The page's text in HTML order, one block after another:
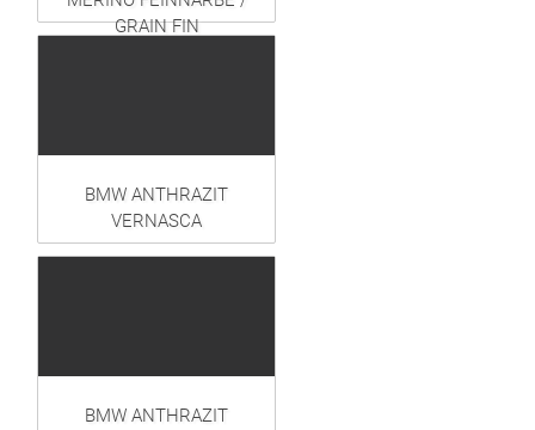
GRAIN FIN
BMW ANTHRAZIT
VERNASCA
BMW ANTHRAZIT